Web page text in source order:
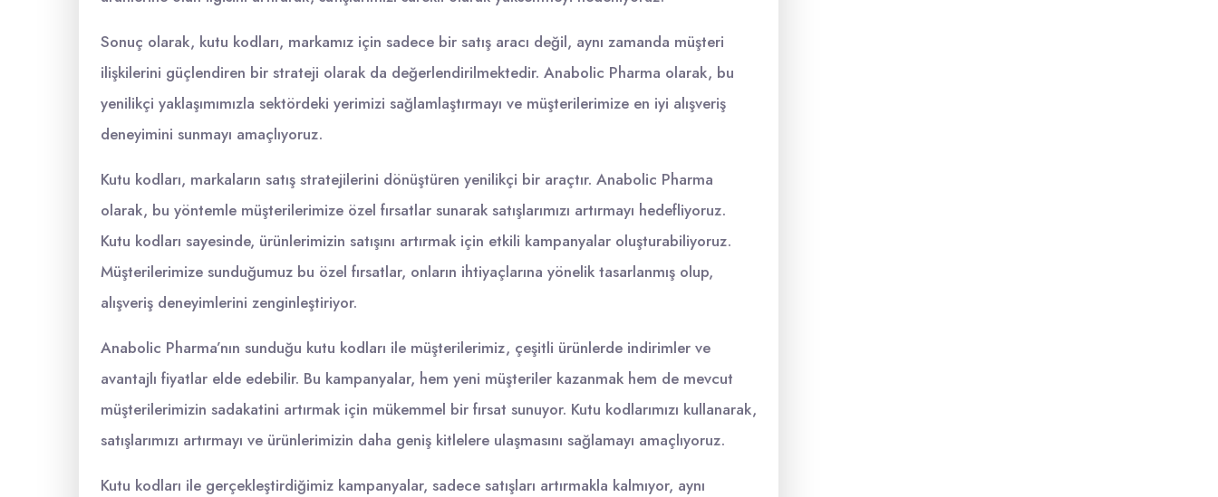
Sonuç olarak, kutu kodları, markamız için sadece bir satış aracı değil, aynı zamanda müşteri
ilişkilerini güçlendiren bir strateji olarak da değerlendirilmektedir. Anabolic Pharma olarak, bu
yenilikçi yaklaşımımızla sektördeki yerimizi sağlamlaştırmayı ve müşterilerimize en iyi alışveriş
deneyimini sunmayı amaçlıyoruz.
Kutu kodları, markaların satış stratejilerini dönüştüren yenilikçi bir araçtır. Anabolic Pharma
olarak, bu yöntemle müşterilerimize özel fırsatlar sunarak satışlarımızı artırmayı hedefliyoruz.
Kutu kodları sayesinde, ürünlerimizin satışını artırmak için etkili kampanyalar oluşturabiliyoruz.
Müşterilerimize sunduğumuz bu özel fırsatlar, onların ihtiyaçlarına yönelik tasarlanmış olup,
alışveriş deneyimlerini zenginleştiriyor.
Anabolic Pharma’nın sunduğu kutu kodları ile müşterilerimiz, çeşitli ürünlerde indirimler ve
avantajlı fiyatlar elde edebilir. Bu kampanyalar, hem yeni müşteriler kazanmak hem de mevcut
müşterilerimizin sadakatini artırmak için mükemmel bir fırsat sunuyor. Kutu kodlarımızı kullanarak,
satışlarımızı artırmayı ve ürünlerimizin daha geniş kitlelere ulaşmasını sağlamayı amaçlıyoruz.
Kutu kodları ile gerçekleştirdiğimiz kampanyalar, sadece satışları artırmakla kalmıyor, aynı